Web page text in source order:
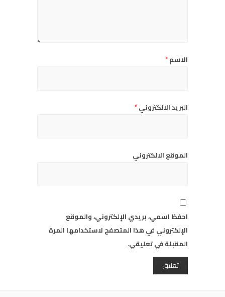
الاسم*
البريد الالكتروني*
الموقع الالكتروني
احفظ اسمي، بريدي الإلكتروني، والموقع
الإلكتروني في هذا المتصفح لاستخدامها المرة
المقبلة في تعليقي.